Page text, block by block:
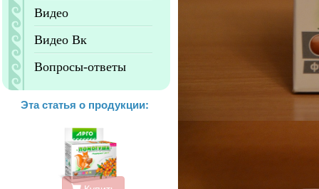
Видео
Видео Вк
Вопросы-ответы
Эта статья о продукции: